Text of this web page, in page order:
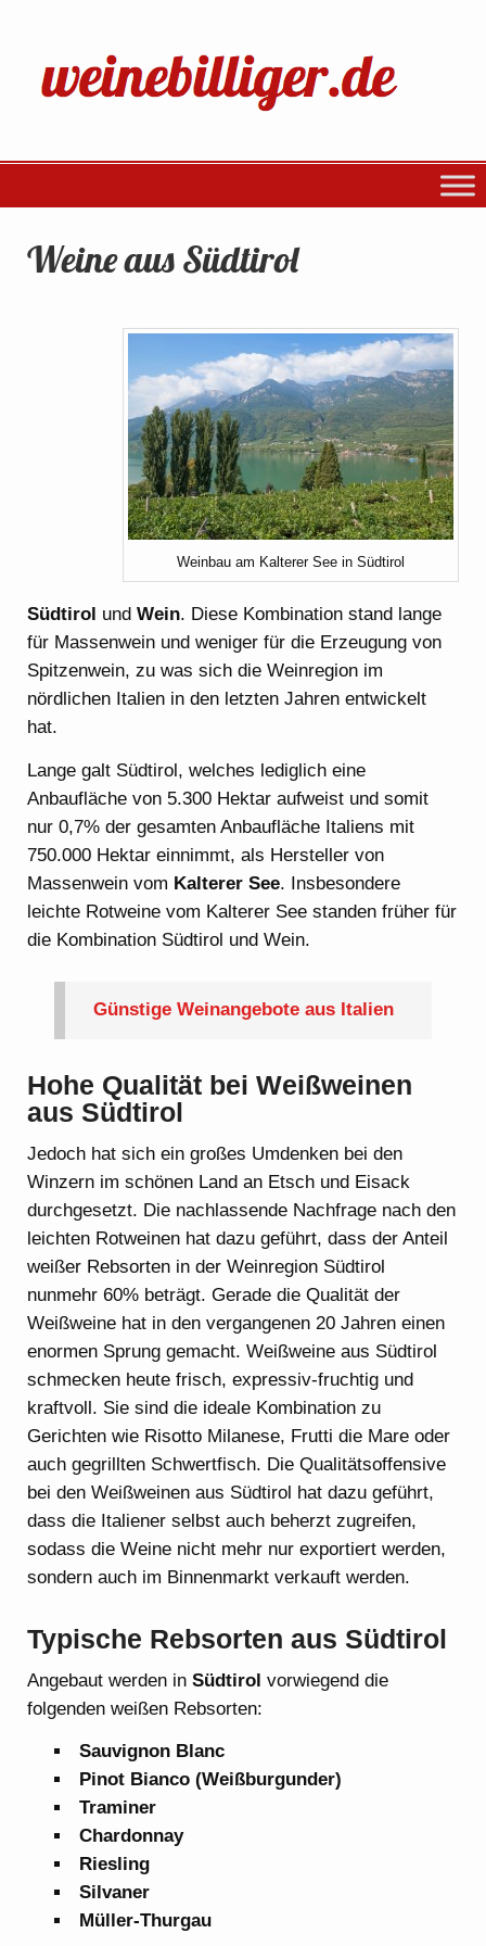
Weine aus Südtirol
Weinbau am Kalterer See in Südtirol
Südtirol undWein. Diese Kombination stand lange
für Massenwein und weniger für die Erzeugung von
Spitzenwein, zu was sich die Weinregion im
nördlichen Italien in den letzten Jahren entwickelt
hat.
Lange galt Südtirol, welches lediglich eine
Anbaufläche von 5.300 Hektar aufweist und somit
nur 0,7% der gesamten Anbaufläche Italiens mit
750.000 Hektar einnimmt, als Hersteller von
Massenwein vom Kalterer See. Insbesondere
leichte Rotweine vom Kalterer See standen früher für
die Kombination Südtirol und Wein.
Günstige Weinangebote aus Italien
Hohe Qualität bei Weißweinen
aus Südtirol
Jedoch hat sich ein großes Umdenken bei den
Winzern im schönen Land an Etsch und Eisack
durchgesetzt. Die nachlassende Nachfrage nach den
leichten Rotweinen hat dazu geführt, dass der Anteil
weißer Rebsorten in der Weinregion Südtirol
nunmehr 60% beträgt. Gerade die Qualität der
Weißweine hat in den vergangenen 20 Jahren einen
enormen Sprung gemacht. Weißweine aus Südtirol
schmecken heute frisch, expressiv-fruchtig und
kraftvoll. Sie sind die ideale Kombination zu
Gerichten wie Risotto Milanese, Frutti die Mare oder
auch gegrillten Schwertfisch. Die Qualitätsoffensive
bei den Weißweinen aus Südtirol hat dazu geführt,
dass die Italiener selbst auch beherzt zugreifen,
sodass die Weine nicht mehr nur exportiert werden,
sondern auch im Binnenmarkt verkauft werden.
Typische Rebsorten aus Südtirol
Angebaut werden inSüdtirol vorwiegend die
folgenden weißen Rebsorten:
Sauvignon Blanc
Pinot Bianco (Weißburgunder)
Traminer
Chardonnay
Riesling
Silvaner
Müller-Thurgau